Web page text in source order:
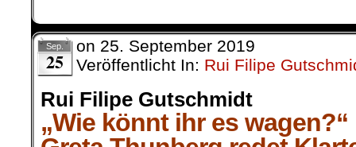
Sep.
25
on 25. September 2019
Veröffentlicht In: Rui Filipe
Rui Filipe Gutschmidt
„Wie könnt ihr es wagen?“